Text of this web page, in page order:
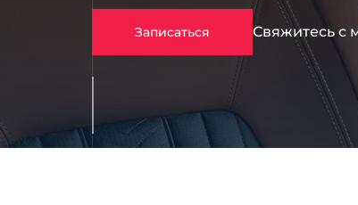
Записаться Свяжитесь с